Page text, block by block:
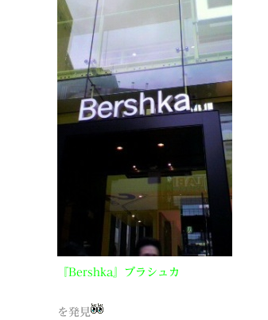
『Bershka』ブラシュカ
を発見